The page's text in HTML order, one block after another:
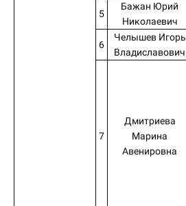
5
Бажан Юрий
Николаевич
6
Челышев Игорь
Владиславович
7
Дмитриева
Марина
Авенировна